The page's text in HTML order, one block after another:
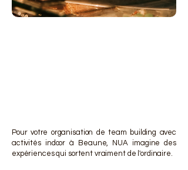
Pour votre organisation de team building avec
activités indoor à Beaune, NUA imagine des
expériences qui sortent vraiment de l'ordinaire.